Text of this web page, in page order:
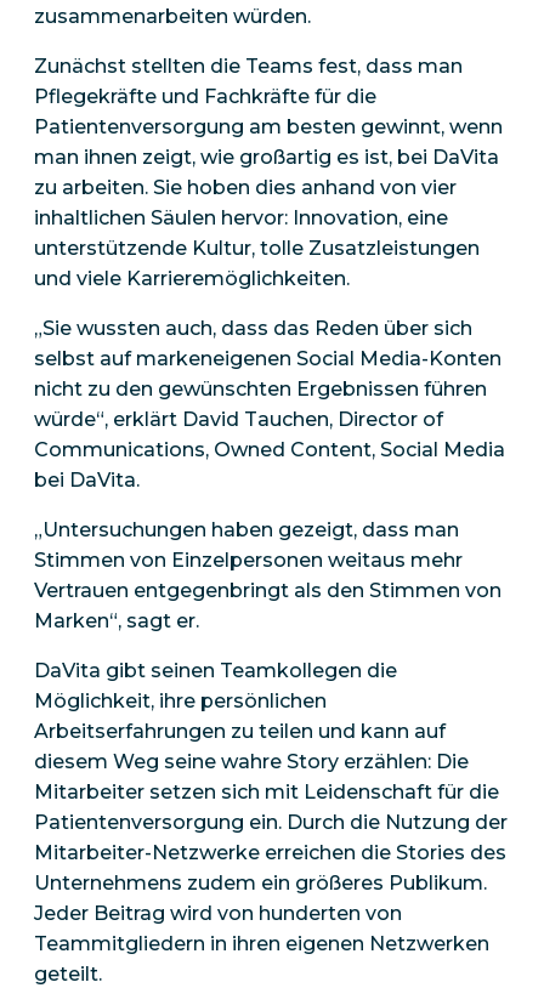
zusammenarbeiten würden.
Zunächst stellten die Teams fest, dass man
Pflegekräfte und Fachkräfte für die
Patientenversorgung am besten gewinnt, wenn
man ihnen zeigt, wie großartig es ist, bei DaVita
zu arbeiten. Sie hoben dies anhand von vier
inhaltlichen Säulen hervor: Innovation, eine
unterstützende Kultur, tolle Zusatzleistungen
und viele Karrieremöglichkeiten.
„Sie wussten auch, dass das Reden über sich
selbst auf markeneigenen Social Media-Konten
nicht zu den gewünschten Ergebnissen führen
würde“, erklärt David Tauchen, Director of
Communications, Owned Content, Social Media
bei DaVita.
„Untersuchungen haben gezeigt, dass man
Stimmen von Einzelpersonen weitaus mehr
Vertrauen entgegenbringt als den Stimmen von
Marken“, sagt er.
DaVita gibt seinen Teamkollegen die
Möglichkeit, ihre persönlichen
Arbeitserfahrungen zu teilen und kann auf
diesem Weg seine wahre Story erzählen: Die
Mitarbeiter setzen sich mit Leidenschaft für die
Patientenversorgung ein. Durch die Nutzung der
Mitarbeiter-Netzwerke erreichen die Stories des
Unternehmens zudem ein größeres Publikum.
Jeder Beitrag wird von hunderten von
Teammitgliedern in ihren eigenen Netzwerken
geteilt.